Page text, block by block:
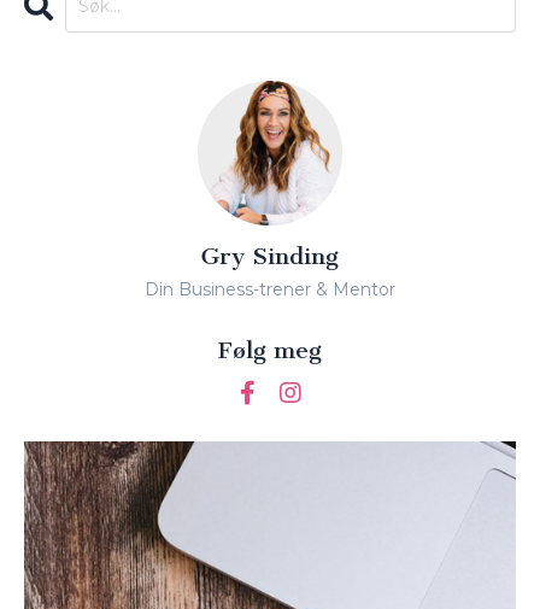
Gry Sinding
Din Business-trener & Mentor
Følg meg